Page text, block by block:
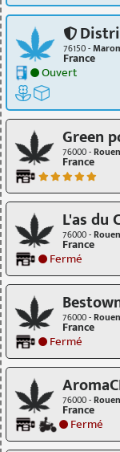
76150 -
France
Ouvert
Green
76000 -Rouen
France
L'as du
76000 -Rouen
France
Fermé
76000 -Rouen
France
Fermé
76000 -Rouen
France
Fermé